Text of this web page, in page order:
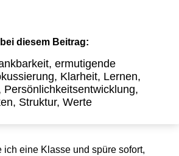
diesem Beitrag:
, ermutigende
, Klarheit, Lernen,
Persönlichkeitsentwicklung,
, Struktur, Werte
ich eine Klasse und spüre sofort,